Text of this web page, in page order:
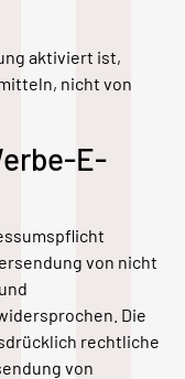
aktiviert ist,
nicht von
E-
von nicht
Die
rechtliche
von